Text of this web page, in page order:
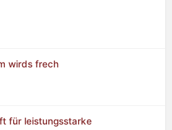
wirds frech
für leistungsstarke